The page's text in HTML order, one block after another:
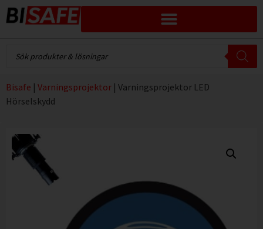
Bisafe | Varningsprojektor | Varningsprojektor LED
Hörselskydd